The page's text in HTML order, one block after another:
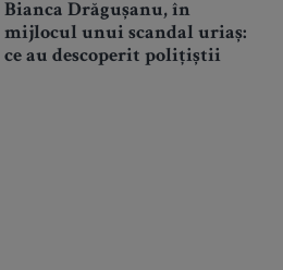
Bianca Drăgușanu, în
mijlocul unui scandal uriaș:
ce au descoperit polițiștii